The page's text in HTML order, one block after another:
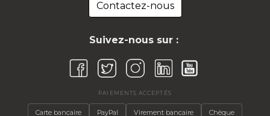
Contactez-nous
Suivez-nous sur :
PAIEMENTS ACCEPTÉS
Carte bancaire PayPal Virement bancaire Chèque